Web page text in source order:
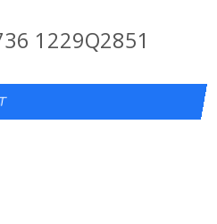
1229Q2851